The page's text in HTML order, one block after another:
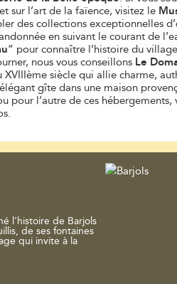
sur l’art de la faïence, visitez le
des collections exceptionnelles
en suivant le courant de
” pour connaître l’histoire du
nous vous conseillons Le
siècle qui allie charme,
gîte dans une maison
pour l’autre de ces hébergements,
l'histoire de Barjols
de ses fontaines
qui invite à la